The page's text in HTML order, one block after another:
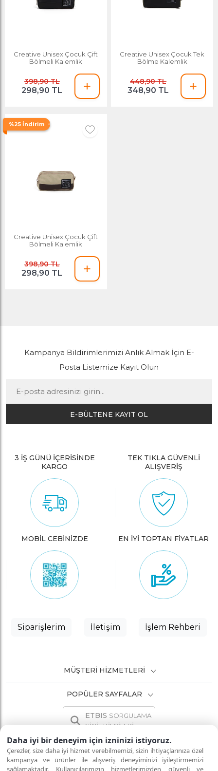
Daha iyi bir deneyim için izninizi istiyoruz.
Çerezler, size daha iyi hizmet verebilmemizi, sizin ihtiyaçlarınıza özel
kampanya ve ürünler ile alışveriş deneyiminizi iyileştirmemizi
sağlamaktadır. Kullanıcılarımızın hizmetlerimizden güvenli ve
Creative Unisex Çocuk Çift
Bölmeli Kalemlik
398,90 TL
298,90 TL
Creative Unisex Çocuk Tek
Bölme Kalemlik
448,90 TL
348,90 TL
%25 İndirim
Creative Unisex Çocuk Çift
Bölmeli Kalemlik
398,90 TL
298,90 TL
Kampanya Bildirimlerimizi Anlık Almak İçin E-
Posta Listemize Kayıt Olun
E-BÜLTENE KAYIT OL
3 İŞ GÜNÜ İÇERİSİNDE
KARGO
TEK TIKLA GÜVENLİ
ALIŞVERİŞ
MOBİL CEBİNİZDE EN İYİ TOPTAN FİYATLAR
Siparişlerim İletişim İşlem Rehberi
MÜŞTERI HIZMETLERI
POPÜLER SAYFALAR
ETBIS SORGULAMA
SİCİL BİLGİLERİ
İNTERNETTE GÜVENLİ ALIŞVERİŞ